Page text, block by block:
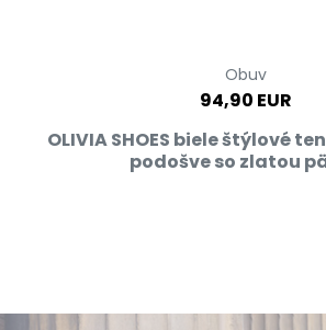
Obuv
94,90 EUR
OLIVIA SHOES biele štýlové
podošve so zlatou